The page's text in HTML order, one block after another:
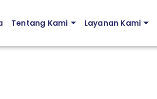
Tentang Kami Layanan Kami